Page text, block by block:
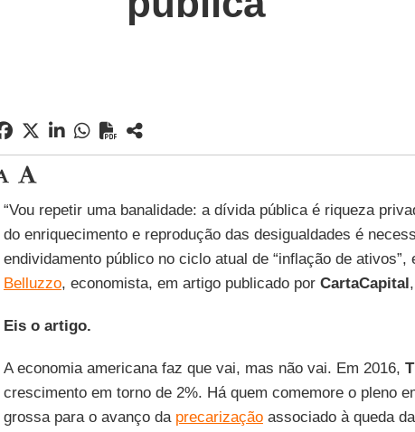
“Vou repetir uma banalidade: a dívida pública é riqueza
do enriquecimento e reprodução das desigualdades é
endividamento público no ciclo atual de “inflação de ativos”,
Belluzzo, economista, em artigo publicado por CartaCapital
Eis o artigo.
A economia americana faz que vai, mas não vai. Em 2016,
crescimento em torno de 2%. Há quem comemore o pleno
grossa para o avanço da precarizaçãoassociado à queda